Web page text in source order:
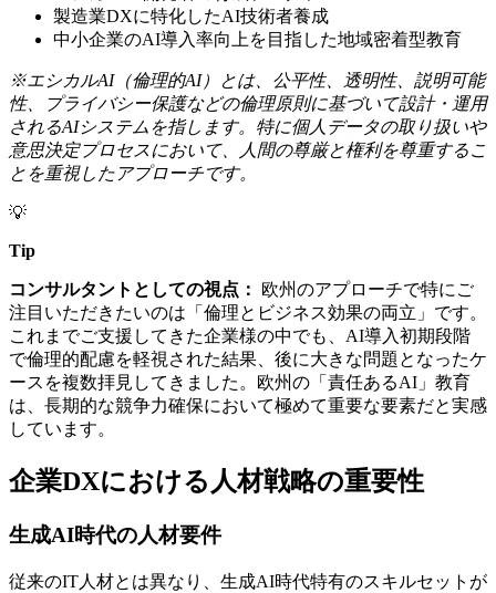
製造業DXに特化したAI技術者養成
中小企業のAI導入率向上を目指した地域密着型教育
※エシカルAI（倫理的AI）とは、公平性、透明性、説明可能
性、プライバシー保護などの倫理原則に基づいて設計・運用
されるAIシステムを指します。特に個人データの取り扱いや
意思決定プロセスにおいて、人間の尊厳と権利を尊重するこ
とを重視したアプローチです。
💡
Tip
コンサルタントとしての視点：
欧州のアプローチで特にご
注目いただきたいのは「倫理とビジネス効果の両立」です。
これまでご支援してきた企業様の中でも、AI導入初期段階
で倫理的配慮を軽視された結果、後に大きな問題となったケ
ースを複数拝見してきました。欧州の「責任あるAI」教育
は、長期的な競争力確保において極めて重要な要素だと実感
しています。
企業DXにおける人材戦略の重要性
生成AI時代の人材要件
従来のIT人材とは異なり、生成AI時代特有のスキルセットが